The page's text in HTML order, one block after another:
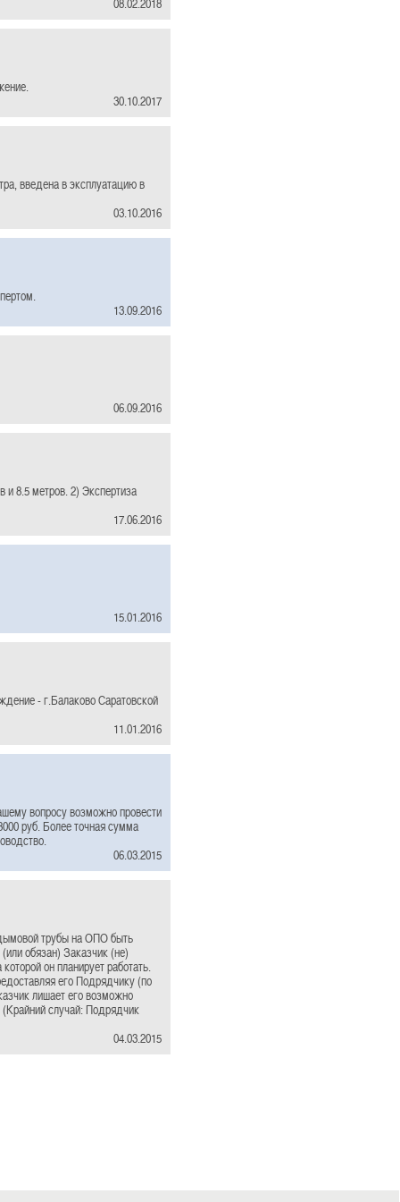
30.10.2017
введена в эксплуатацию в
03.10.2016
13.09.2016
06.09.2016
8.5 метров. 2) Экспертиза
17.06.2016
15.01.2016
- г.Балаково Саратовской
11.01.2016
вопросу возможно провести
руб. Более точная сумма
06.03.2015
трубы на ОПО быть
обязан) Заказчик (не)
он планирует работать.
его Подрядчику (по
лишает его возможно
случай: Подрядчик
04.03.2015